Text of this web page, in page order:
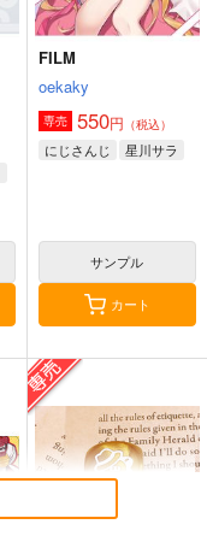
FILM
oekaky
専売 550円 （税込）
にじさんじ 星川サラ
サンプル
カート